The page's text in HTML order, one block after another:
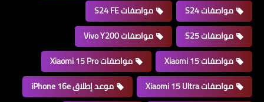
مواصفات S24
مواصفات S24 FE
مواصفات S25
مواصفات Vivo Y200
مواصفات Xiaomi 15
مواصفات Xiaomi 15 Pro
مواصفات Xiaomi 15 Ultra
موعد إطلاق iPhone 16e